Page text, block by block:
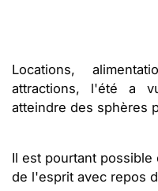
Locations,
attractions, l'été a
atteindre des sphères
Il est pourtant
de l'esprit avec repos